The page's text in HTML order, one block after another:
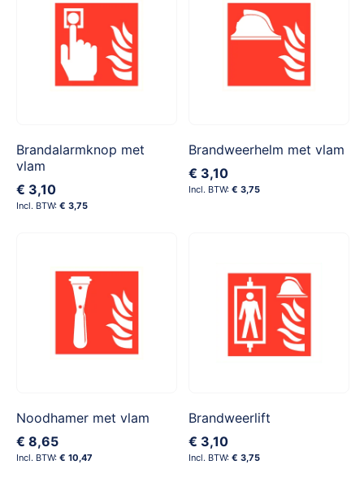
Brandalarmknop met
vlam
€ 3,10
€ 3,75
Brandweerhelm met vlam
€ 3,10
€ 3,75
Noodhamer met vlam
€ 8,65
€ 10,47
Brandweerlift
€ 3,10
€ 3,75